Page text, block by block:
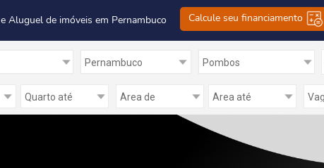
Aluguel de imóveis em Pernambuco Calcule seu financiamento